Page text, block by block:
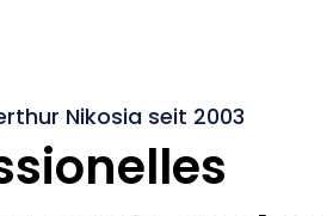
Nikosia seit 2003